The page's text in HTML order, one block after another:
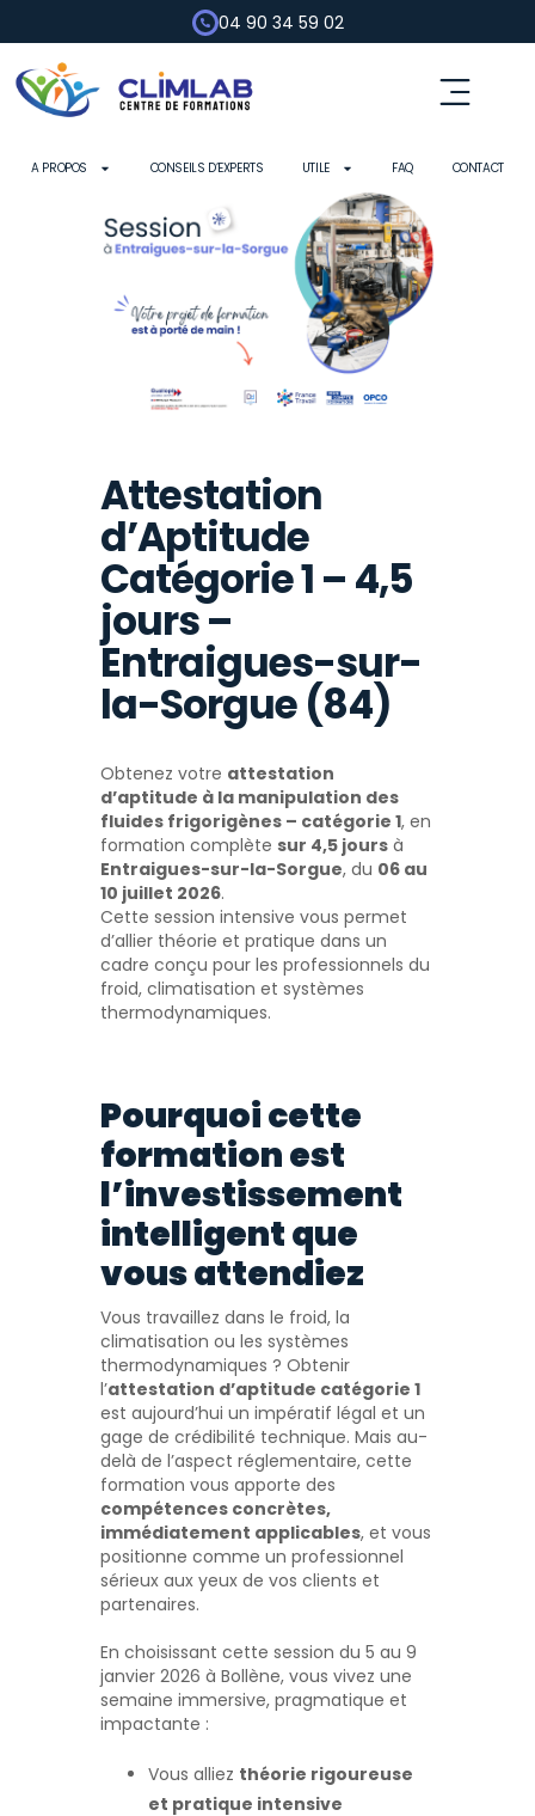
04 90 34 59 02
A PROPOS CONSEILS D’EXPERTS UTILE FAQ CONTACT
Attestation
d’Aptitude
Catégorie 1 – 4,5
jours –
Entraigues-sur-
la-Sorgue (84)
Obtenez votre attestation
d’aptitude à la manipulation des
fluides frigorigènes – catégorie 1, en
formation complète sur 4,5 jours à
Entraigues-sur-la-Sorgue, du 06 au
10 juillet 2026.
Cette session intensive vous permet
d’allier théorie et pratique dans un
cadre conçu pour les professionnels du
froid, climatisation et systèmes
thermodynamiques.
Pourquoi cette
formation est
l’investissement
intelligent que
vous attendiez
Vous travaillez dans le froid, la
climatisation ou les systèmes
thermodynamiques ? Obtenir
l’attestation d’aptitude catégorie 1
est aujourd’hui un impératif légal et un
gage de crédibilité technique. Mais au-
delà de l’aspect réglementaire, cette
formation vous apporte des
compétences concrètes,
immédiatement applicables, et vous
positionne comme un professionnel
sérieux aux yeux de vos clients et
partenaires.
En choisissant cette session du 5 au 9
janvier 2026 à Bollène, vous vivez une
semaine immersive, pragmatique et
impactante :
Vous alliez théorie rigoureuse
et pratique intensive